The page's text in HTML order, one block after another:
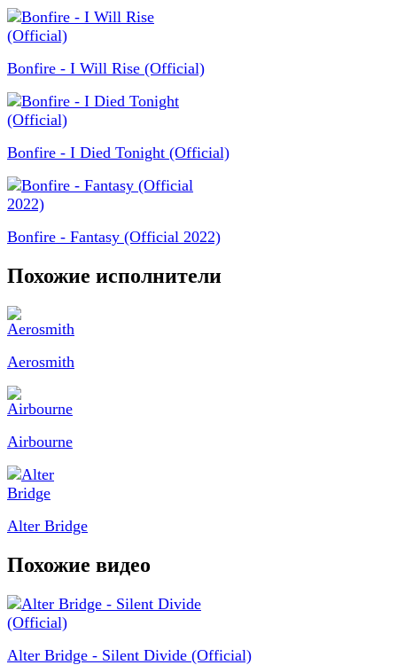
Bonfire - I Will Rise (Official)
Bonfire - I Died Tonight (Official)
Bonfire - Fantasy (Official 2022)
Похожие исполнители
Aerosmith
Airbourne
Alter Bridge
Похожие видео
Alter Bridge - Silent Divide (Official)